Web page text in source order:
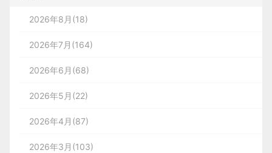
2026年8月(18)
2026年7月(164)
2026年6月(68)
2026年5月(22)
2026年4月(87)
2026年3月(103)